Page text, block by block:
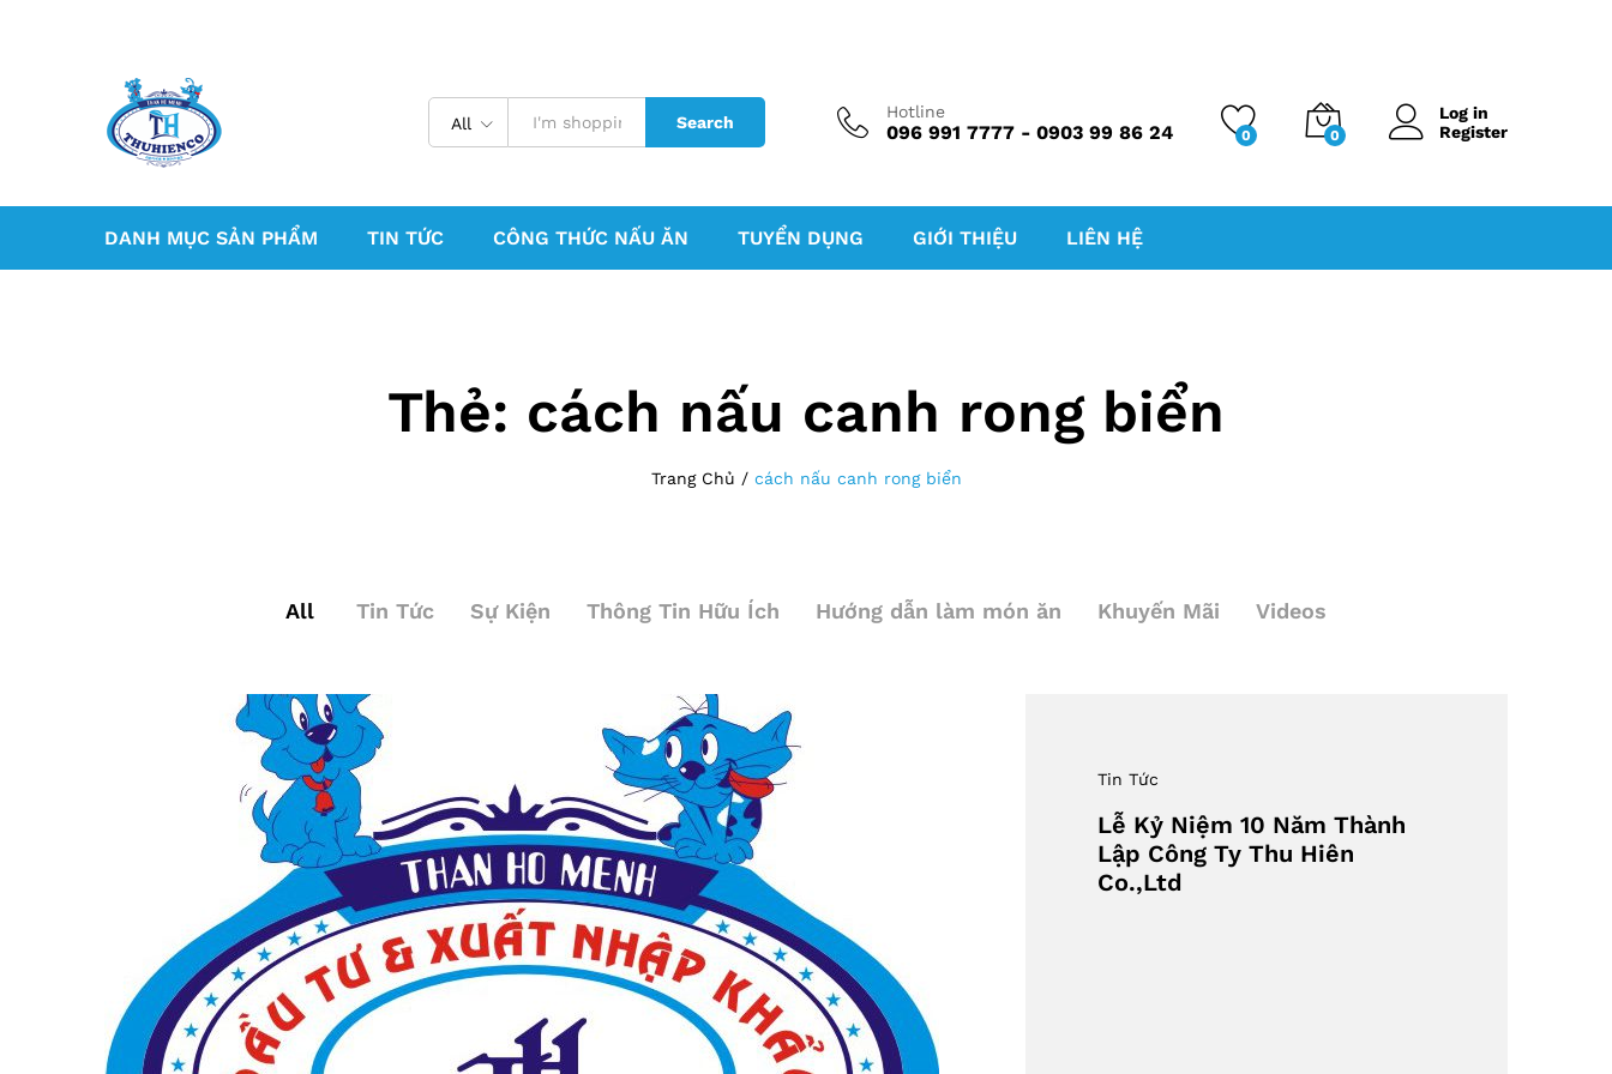
All Search
Hotline
096 991 7777 - 0903 99 86 24 0 0
Log in
Register
DANH MỤC SẢN PHẨM TIN TỨC CÔNG THỨC NẤU ĂN TUYỂN DỤNG GIỚI THIỆU LIÊN HỆ
Thẻ: cách nấu canh rong biển
Trang Chủ / cách nấu canh rong biển
All Tin Tức Sự Kiện Thông Tin Hữu Ích Hướng dẫn làm món ăn Khuyến Mãi Videos
Tin Tức
Lễ Kỷ Niệm 10 Năm Thành
Lập Công Ty Thu Hiên
Co.,Ltd